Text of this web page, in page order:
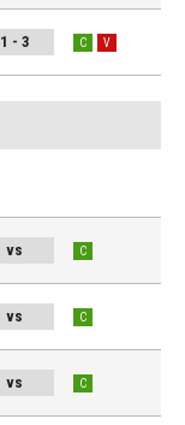
1 - 3 C V
vs C
vs C
vs C